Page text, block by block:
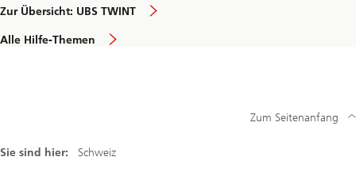
Zur Übersicht: UBS TWINT
Alle Hilfe-Themen
Sie sind hier: Schweiz
Zum Seitenanfang